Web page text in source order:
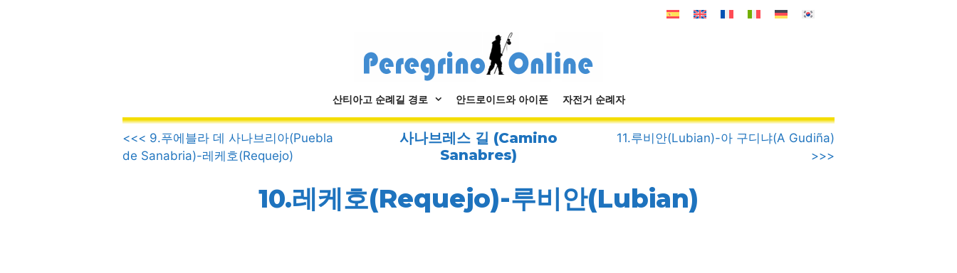
산티아고 순례길 경로 안드로이드와 아이폰 자전거 순례자
.
<<< 9.푸에블라 데 사나브리아(Puebla
de Sanabria)-레케호(Requejo)
사나브레스 길 (Camino
Sanabres)
11.루비안(Lubian)-아 구디냐(A Gudiña)
>>>
10.레케호(Requejo)-루비안(Lubian)